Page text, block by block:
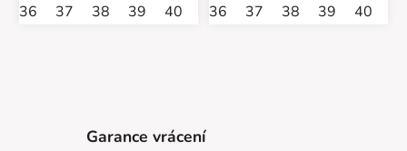
36 37 38 39 40 41 42
36 37 38 39 40
Garance vrácení